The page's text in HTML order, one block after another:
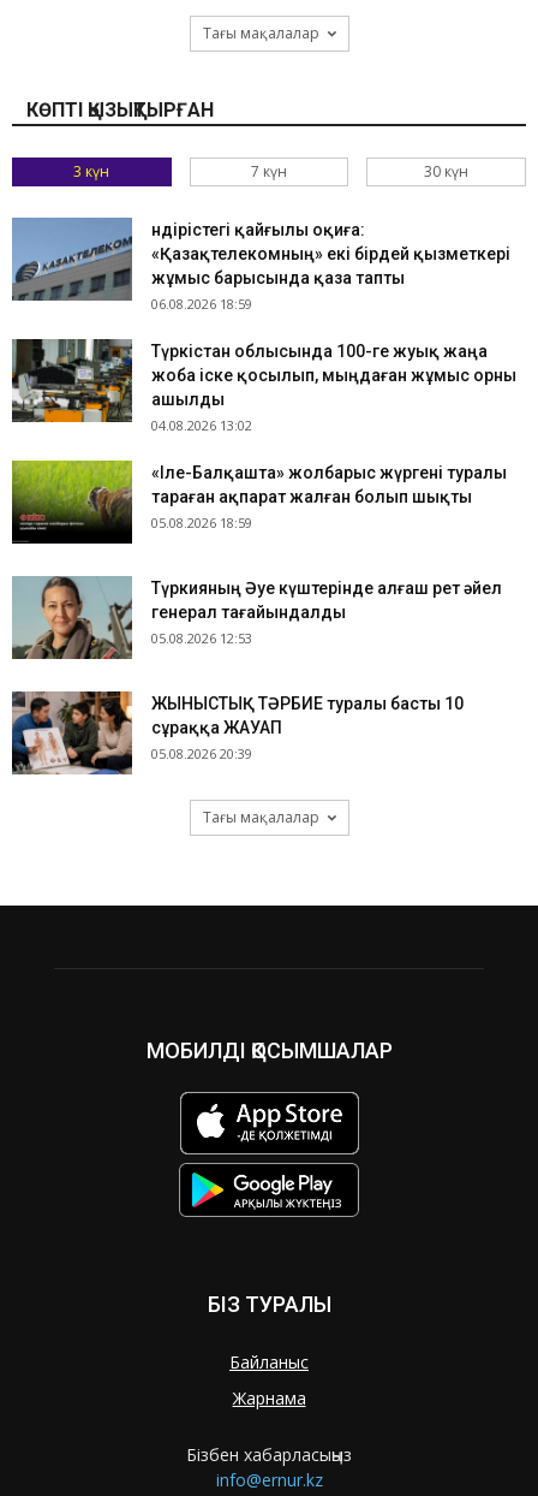
Тағы мақалалар
КӨПТІ ҚЫЗЫҚТЫРҒАН
3 күн 7 күн 30 күн
Өндірістегі қайғылы оқиға:
«Қазақтелекомның» екі бірдей қызметкері
жұмыс барысында қаза тапты
06.08.2026 18:59
Түркістан облысында 100-ге жуық жаңа
жоба іске қосылып, мыңдаған жұмыс орны
ашылды
04.08.2026 13:02
«Іле-Балқашта» жолбарыс жүргені туралы
тараған ақпарат жалған болып шықты
05.08.2026 18:59
Түркияның Әуе күштерінде алғаш рет әйел
генерал тағайындалды
05.08.2026 12:53
ЖЫНЫСТЫҚ ТӘРБИЕ туралы басты 10
сұраққа ЖАУАП
05.08.2026 20:39
Тағы мақалалар
МОБИЛДІ ҚОСЫМШАЛАР
БІЗ ТУРАЛЫ
Байланыс
Жарнама
Бізбен хабарласыңыз
info@ernur.kz